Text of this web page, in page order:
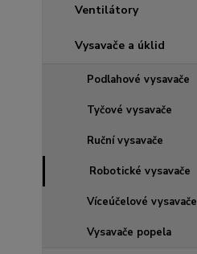
Ventilátory
Vysavače a úklid
Podlahové vysavače
Tyčové vysavače
Ruční vysavače
Robotické vysavače
Víceúčelové vysavače
Vysavače popela